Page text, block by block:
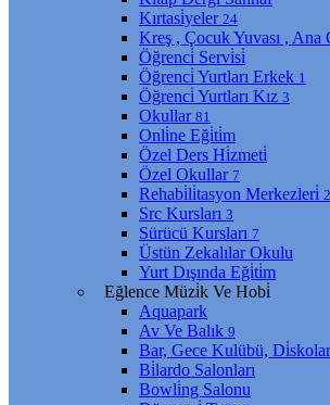
Kırtasi̇yeler 24
Kreş , Çocuk Yuvası , Ana
Öğrenci̇ Servi̇si̇
Öğrenci̇ Yurtları Erkek 1
Öğrenci̇ Yurtları Kız 3
Okullar 81
Onli̇ne Eği̇ti̇m
Özel Ders Hi̇zmeti̇
Özel Okullar 7
Rehabi̇li̇tasyon Merkezleri̇ 2
Src Kursları 3
Sürücü Kursları 7
Üstün Zekalılar Okulu
Yurt Dışında Eği̇ti̇m
Eğlence Müzi̇k Ve Hobi̇
Aquapark
Av Ve Balık 9
Bar, Gece Kulübü, Di̇skolar
Bi̇lardo Salonları
Bowli̇ng Salonu